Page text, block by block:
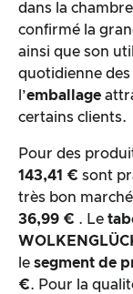
dans la
confirmé la
ainsi que son
quotidienne des
l’emballage
certains clients.
Pour des
143,41 € sont
très bon
36,99 € . Le
le segment de
€. Pour la